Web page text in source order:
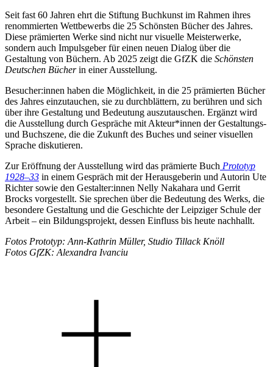
Seit fast 60 Jahren ehrt die Stiftung Buchkunst im Rahmen ihres
renommierten Wettbewerbs die 25 Schönsten Bücher des Jahres.
Diese prämierten Werke sind nicht nur visuelle Meisterwerke,
sondern auch Impulsgeber für einen neuen Dialog über die
Gestaltung von Büchern. Ab 2025 zeigt die GfZK die Schönsten
Deutschen Bücherin einer Ausstellung.
Besucher:innen haben die Möglichkeit, in die 25 prämierten Bücher
des Jahres einzutauchen, sie zu durchblättern, zu berühren und sich
über ihre Gestaltung und Bedeutung auszutauschen. Ergänzt wird
die Ausstellung durch Gespräche mit Akteur*innen der Gestaltungs-
und Buchszene, die die Zukunft des Buches und seiner visuellen
Sprache diskutieren.
Zur Eröffnung der Ausstellung wird das prämierte Buch Prototyp
1928–33 in einem Gespräch mit der Herausgeberin und Autorin Ute
Richter sowie den Gestalter:innen Nelly Nakahara und Gerrit
Brocks vorgestellt. Sie sprechen über die Bedeutung des Werks, die
besondere Gestaltung und die Geschichte der Leipziger Schule der
Arbeit – ein Bildungsprojekt, dessen Einfluss bis heute nachhallt.
Fotos Prototyp: Ann-Kathrin Müller, Studio Tillack Knöll
Fotos GfZK: Alexandra Ivanciu